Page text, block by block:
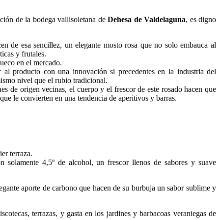
de la bodega vallisoletana de Dehesa de Valdelaguna, es digno
de esa sencillez, un elegante mosto rosa que no solo embauca al
y frutales.
en el mercado.
producto con una innovación si precedentes en la industria del
nivel que el rubio tradicional.
de origen vecinas, el cuerpo y el frescor de este rosado hacen que
le convierten en una tendencia de aperitivos y barras.
terraza.
4,5º de alcohol, un frescor llenos de sabores y suave
aporte de carbono que hacen de su burbuja un sabor sublime y
terrazas, y gasta en los jardines y barbacoas veraniegas de